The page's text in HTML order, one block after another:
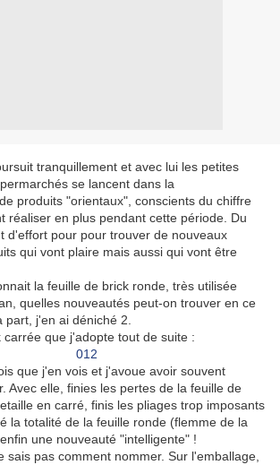
tranquillement et avec lui les petites
se lancent dans la
produits "orientaux", conscients du chiffre
réaliser en plus pendant cette période. Du
d'effort pour pour trouver de nouveaux
qui vont plaire mais aussi qui vont être
la feuille de brick ronde, très utilisée
quelles nouveautés peut-on trouver en ce
j'en ai déniché 2.
carrée que j'adopte tout de suite :
que j'en vois et j'avoue avoir souvent
Avec elle, finies les pertes de la feuille de
en carré, finis les pliages trop imposants
la totalité de la feuille ronde (flemme de la
une nouveauté "intelligente" !
sais pas comment nommer. Sur l'emballage,